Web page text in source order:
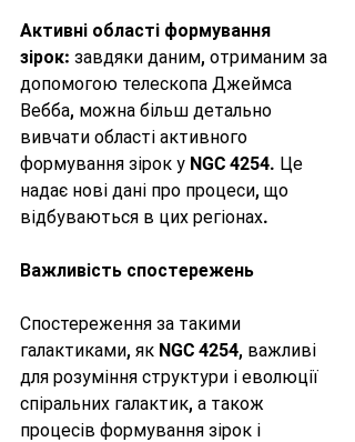
Активні області формування
зірок: завдяки даним, отриманим за
допомогою телескопа Джеймса
Вебба, можна більш детально
вивчати області активного
формування зірок у NGC 4254. Це
надає нові дані про процеси, що
відбуваються в цих регіонах.
Важливість спостережень
Спостереження за такими
галактиками, як NGC 4254, важливі
для розуміння структури і еволюції
спіральних галактик, а також
процесів формування зірок і